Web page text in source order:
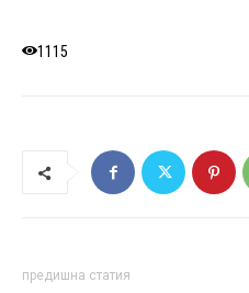
1115
предишна статия